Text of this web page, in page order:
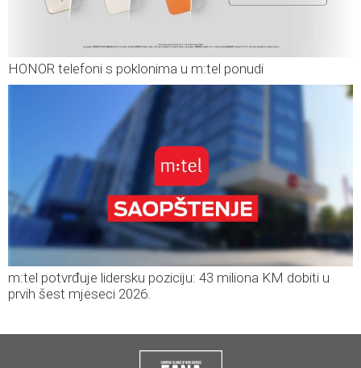
HONOR telefoni s poklonima u m:tel ponudi
m:tel potvrđuje lidersku poziciju: 43 miliona KM dobiti u
prvih šest mjeseci 2026.